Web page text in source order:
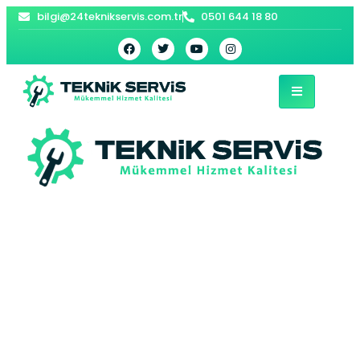
bilgi@24teknikservis.com.tr 0501 644 18 80